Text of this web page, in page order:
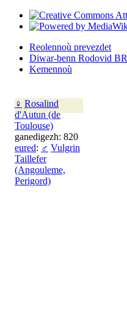
♀ Rosalind
d'Autun (de
Toulouse)
ganedigezh: 820
eured: ♂ Vulgrin
Taillefer
(Angouleme,
Perigord)
Reolennoù prevezdet
Diwar-benn Rodovid BR
Kemennoù